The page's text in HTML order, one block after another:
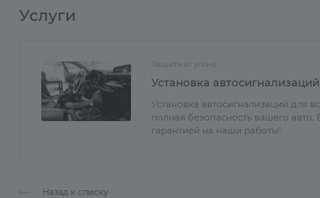
Услуги
Защита от угона
Установка автосигнализаций
Установка автосигнализаций для
полная безопасность вашего
гарантией на наши работы!
Назад к списку